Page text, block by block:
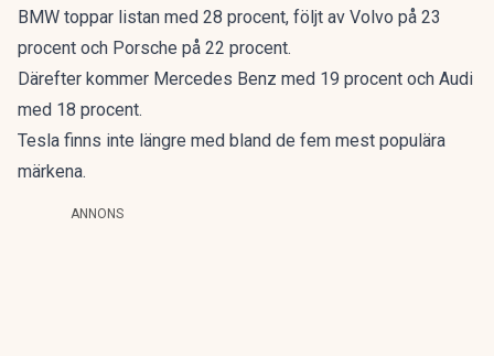
BMW toppar listan med 28 procent, följt av Volvo på 23
procent och Porsche på 22 procent.
Därefter kommer Mercedes Benz med 19 procent och Audi
med 18 procent.
Tesla finns inte längre med bland de fem mest populära
märkena.
ANNONS